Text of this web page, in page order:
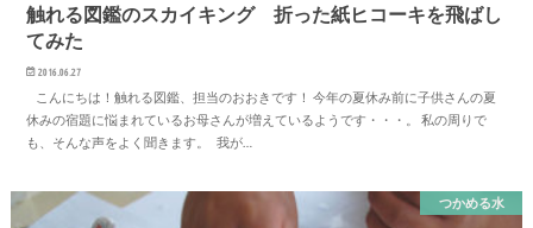
触れる図鑑のスカイキング 折った紙ヒコーキを飛ばし
てみた
2016.06.27
こんにちは！触れる図鑑、担当のおおきです！ 今年の夏休み前に子供さんの夏
休みの宿題に悩まれているお母さんが増えているようです・・・。 私の周りで
も、そんな声をよく聞きます。 我が…
つかめる水